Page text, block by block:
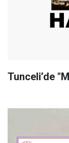
Tunceli’de